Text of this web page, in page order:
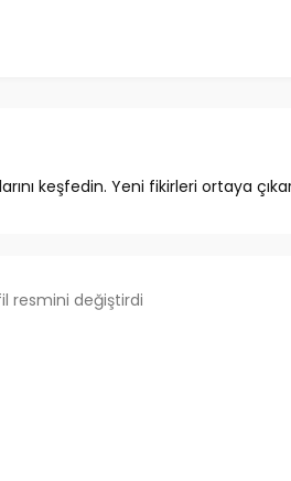
keşfedin. Yeni fikirleri ortaya
resmini değiştirdi